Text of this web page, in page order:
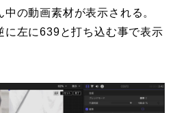
の動画素材が表示される。
に左に639と打ち込む事で表示